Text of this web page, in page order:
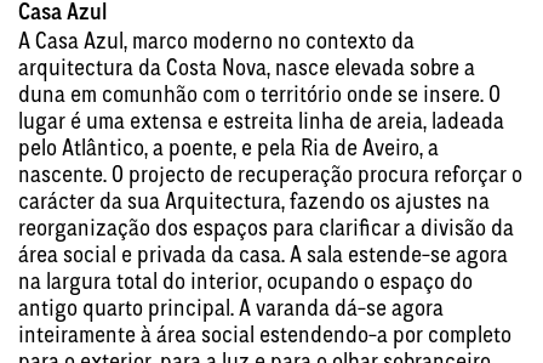
Casa Azul
A Casa Azul, marco moderno no contexto da
arquitectura da Costa Nova, nasce elevada sobre a
duna em comunhão com o território onde se insere. O
lugar é uma extensa e estreita linha de areia, ladeada
pelo Atlântico, a poente, e pela Ria de Aveiro, a
nascente. O projecto de recuperação procura reforçar o
carácter da sua Arquitectura, fazendo os ajustes na
reorganização dos espaços para clarificar a divisão da
área social e privada da casa. A sala estende-se agora
na largura total do interior, ocupando o espaço do
antigo quarto principal. A varanda dá-se agora
inteiramente à área social estendendo-a por completo